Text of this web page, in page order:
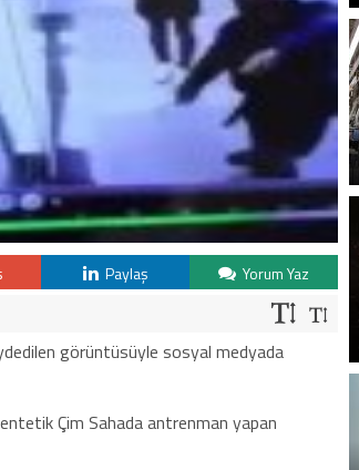
Paylaş Yorum Yaz
görüntüsüyle sosyal medyada
Çim Sahada antrenman yapan